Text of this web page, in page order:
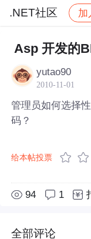
.NET社区 加
社区 .NET社
Asp 开发的
yutao90
2010-11-01
管理员如何选择
码？
给本帖投票
94 1
全部评论